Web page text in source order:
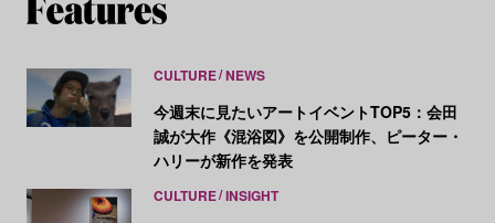
CULTURE NEWS
今週末に見たいアートイベントTOP5：会田
誠が大作《混浴図》を公開制作、ピーター・
ハリーが新作を発表
CULTURE INSIGHT